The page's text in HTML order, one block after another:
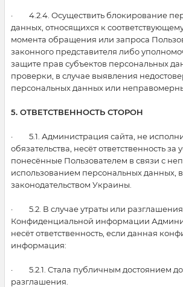
· 4.2.4. Осуществить блокирование
данных, относящихся к
момента обращения или запроса
законного представителя либо
защите прав субъектов персональных
проверки, в случае выявления
персональных данных или
5. ОТВЕТСТВЕННОСТЬ СТОРОН
· 5.1. Администрация сайта, не
обязательства, несёт ответственность за
понесённые Пользователем в связи с
использованием персональных данных, в
законодательством Украины.
· 5.2. В случае утраты или разглашения
Конфиденциальной информации
несёт ответственность, если данная
информация:
· 5.2.1. Стала публичным достоянием до
разглашения.